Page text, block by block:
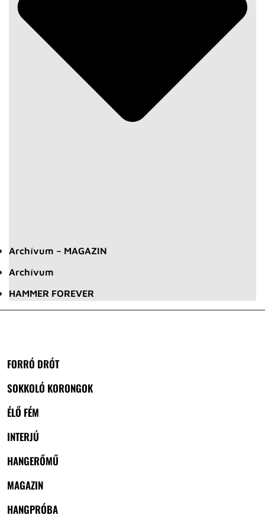
Archívum – MAGAZIN
Archívum
HAMMER FOREVER
FORRÓ DRÓT
SOKKOLÓ KORONGOK
ÉLŐ FÉM
INTERJÚ
HANGERŐMŰ
MAGAZIN
HANGPRÓBA